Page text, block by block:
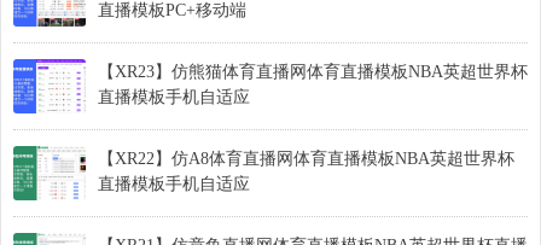
直播模板PC+移动端
【XR23】仿熊猫体育直播网体育直播模板NBA英超世界杯
直播模板手机自适应
【XR22】仿A8体育直播网体育直播模板NBA英超世界杯
直播模板手机自适应